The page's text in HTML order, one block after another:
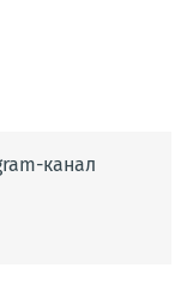
канал